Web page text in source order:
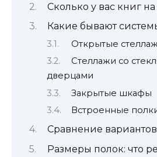
Сколько у вас книг
Какие бывают
Открытые
Стеллажи со
дверцами
Закрытые шкафы
Встроенные
Сравнение
Размеры полок: что